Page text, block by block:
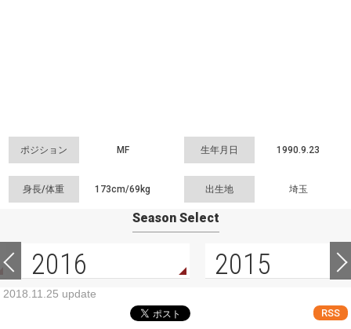
ポジション MF 生年月日 1990.9.23
身長/体重 173cm/69kg 出生地 埼玉
Season Select
2016 2015
2018.11.25 update
RSS